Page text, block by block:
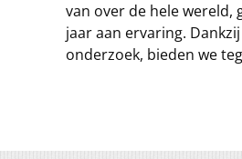
van over de hele
jaar aan ervaring.
onderzoek, bieden we